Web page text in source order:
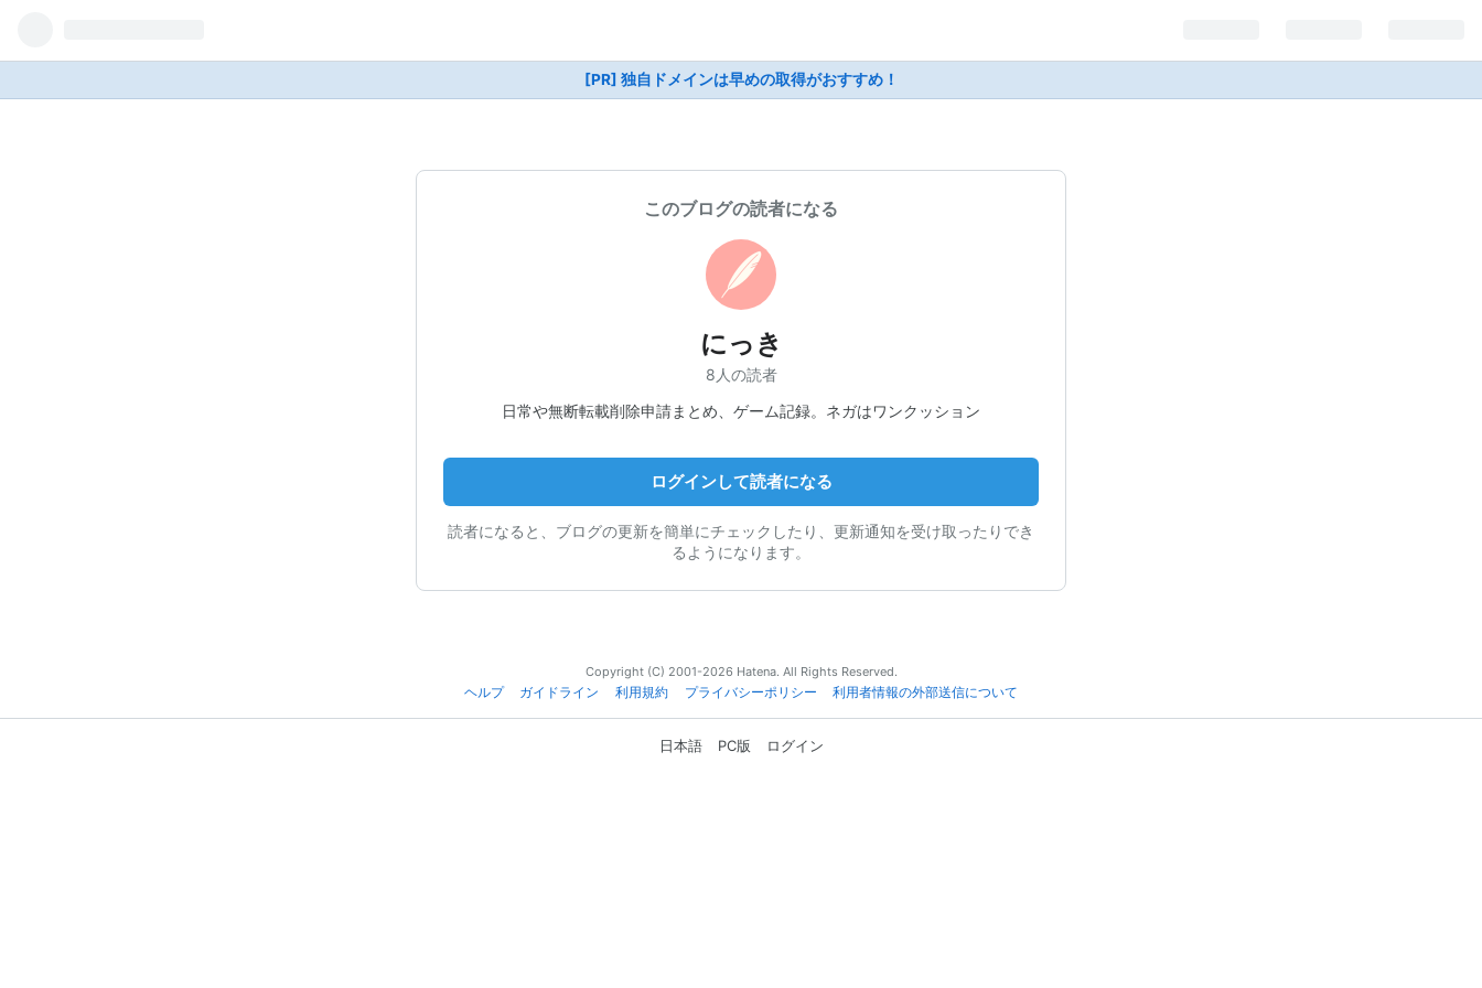
[PR] 独自ドメインは早めの取得がおすすめ！
このブログの読者になる
にっき
8人の読者
日常や無断転載削除申請まとめ、ゲーム記録。ネガはワンクッション
ログインして読者になる
読者になると、ブログの更新を簡単にチェックしたり、更新通知を受け取ったりでき
るようになります。
Copyright (C) 2001-2026 Hatena. All Rights Reserved.
ヘルプ
ガイドライン 利用規約 プライバシーポリシー 利用者情報の外部送信について
日本語 PC版 ログイン